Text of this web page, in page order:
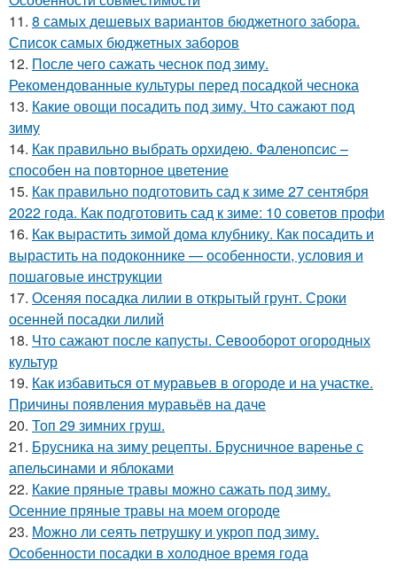
11. 8 самых дешевых вариантов бюджетного забора.
Список самых бюджетных заборов
12. После чего сажать чеснок под зиму.
Рекомендованные культуры перед посадкой чеснока
13. Какие овощи посадить под зиму. Что сажают под
зиму
14. Как правильно выбрать орхидею. Фаленопсис –
способен на повторное цветение
15. Как правильно подготовить сад к зиме 27 сентября
2022 года. Как подготовить сад к зиме: 10 советов профи
16. Как вырастить зимой дома клубнику. Как посадить и
вырастить на подоконнике — особенности, условия и
пошаговые инструкции
17. Осеняя посадка лилии в открытый грунт. Сроки
осенней посадки лилий
18. Что сажают после капусты. Севооборот огородных
культур
19. Как избавиться от муравьев в огороде и на участке.
Причины появления муравьёв на даче
20. Топ 29 зимних груш.
21. Брусника на зиму рецепты. Брусничное варенье с
апельсинами и яблоками
22. Какие пряные травы можно сажать под зиму.
Осенние пряные травы на моем огороде
23. Можно ли сеять петрушку и укроп под зиму.
Особенности посадки в холодное время года